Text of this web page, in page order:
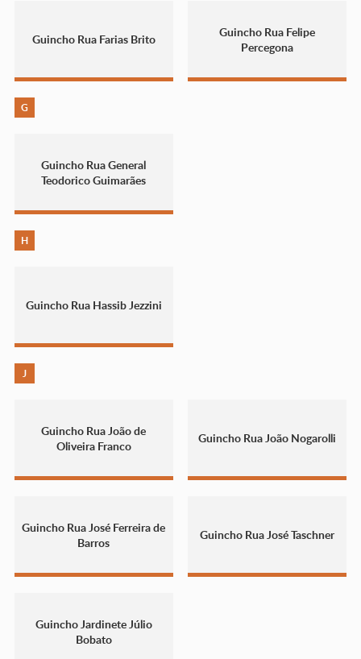
Guincho Rua Farias Brito
Guincho Rua Felipe
Percegona
G
Guincho Rua General
Teodorico Guimarães
H
Guincho Rua Hassib Jezzini
J
Guincho Rua João de
Oliveira Franco
Guincho Rua João Nogarolli
Guincho Rua José Ferreira de
Barros
Guincho Rua José Taschner
Guincho Jardinete Júlio
Bobato